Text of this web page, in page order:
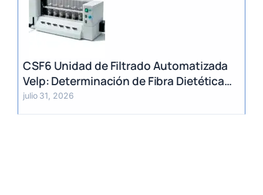
CSF6 Unidad de Filtrado Automatizada
Velp: Determinación de Fibra Dietética
(AOAC)
julio 31, 2026